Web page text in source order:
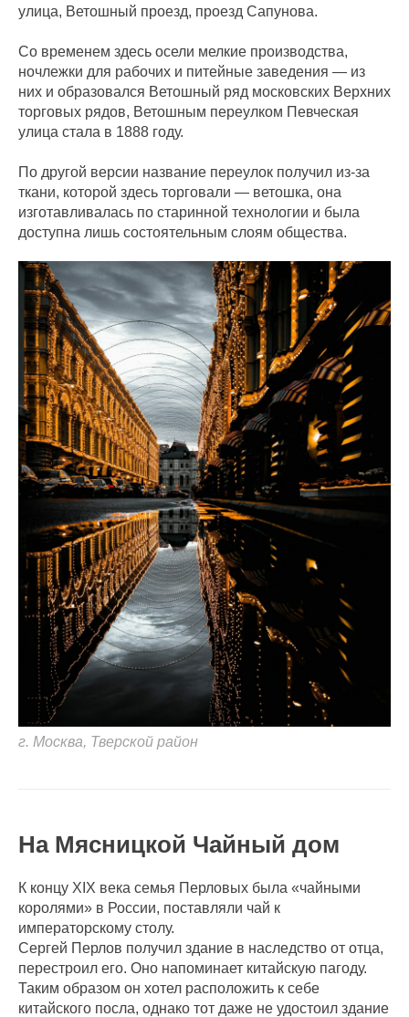
улица, Ветошный проезд, проезд Сапунова.
Со временем здесь осели мелкие производства,
ночлежки для рабочих и питейные заведения — из
них и образовался Ветошный ряд московских Верхних
торговых рядов, Ветошным переулком Певческая
улица стала в 1888 году.
По другой версии название переулок получил из-за
ткани, которой здесь торговали — ветошка, она
изготавливалась по старинной технологии и была
доступна лишь состоятельным слоям общества.
г. Москва, ​Тверской район
На Мясницкой Чайный дом
К концу XIX века семья Перловых была «чайными
королями» в России, поставляли чай к
императорскому столу.
Сергей Перлов получил здание в наследство от отца,
перестроил его. Оно напоминает китайскую пагоду.
Таким образом он хотел расположить к себе
китайского посла, однако тот даже не удостоил здание